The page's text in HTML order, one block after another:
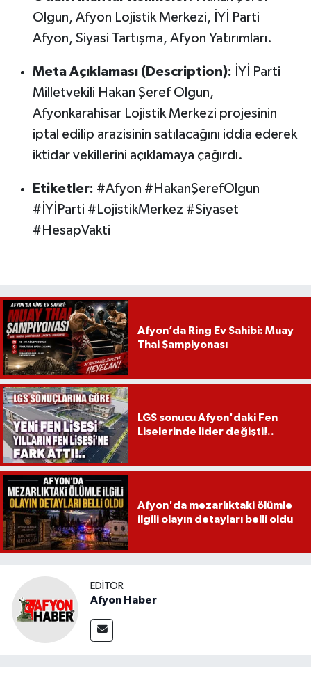
Olgun, Afyon Lojistik Merkezi, İYİ Parti
Afyon, Siyasi Tartışma, Afyon Yatırımları.
Meta Açıklaması (Description): İYİ Parti
Milletvekili Hakan Şeref Olgun,
Afyonkarahisar Lojistik Merkezi projesinin
iptal edilip arazisinin satılacağını iddia ederek
iktidar vekillerini açıklamaya çağırdı.
Etiketler: #Afyon #HakanŞerefOlgun
#İYİParti #LojistikMerkez #Siyaset
#HesapVakti
Afyon’da Ring Ev Sahibi: Muay
Thai Şampiyonası
LGS sonucu Afyon'daki Fen
Liselerinde lider değişti!..
Afyon'da mezarlıktaki ölümle
ilgili olayın detayları belli oldu
EDITÖR
Afyon Haber